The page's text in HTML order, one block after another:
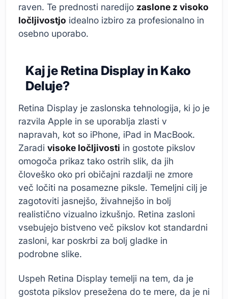
raven. Te prednosti naredijo zaslone z visoko
ločljivostjo idealno izbiro za profesionalno in
osebno uporabo.
Kaj je Retina Display in Kako
Deluje?
Retina Display je zaslonska tehnologija, ki jo je
razvila Apple in se uporablja zlasti v
napravah, kot so iPhone, iPad in MacBook.
Zaradi visoke ločljivosti in gostote pikslov
omogoča prikaz tako ostrih slik, da jih
človeško oko pri običajni razdalji ne zmore
več ločiti na posamezne piksle. Temeljni cilj je
zagotoviti jasnejšo, živahnejšo in bolj
realistično vizualno izkušnjo. Retina zasloni
vsebujejo bistveno več pikslov kot standardni
zasloni, kar poskrbi za bolj gladke in
podrobne slike.
Uspeh Retina Display temelji na tem, da je
gostota pikslov presežena do te mere, da je ni